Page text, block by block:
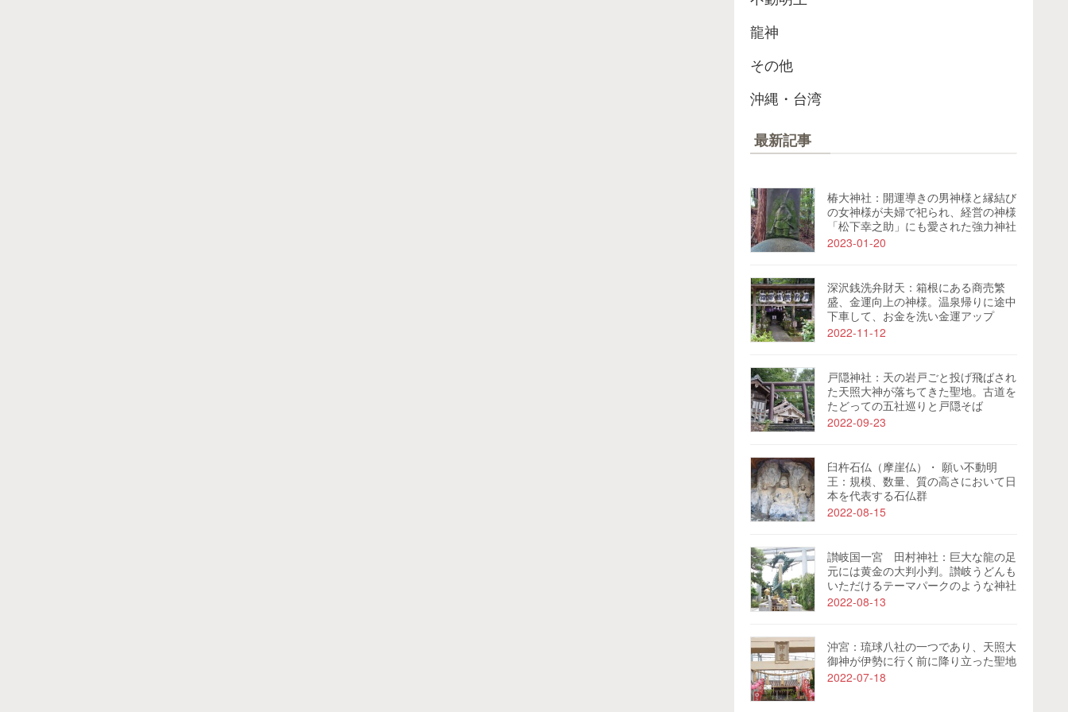
龍神
その他
沖縄・台湾
最新記事
椿大神社：開運導きの男神様と縁結び
の女神様が夫婦で祀られ、経営の神様
「松下幸之助」にも愛された強力神社
2023-01-20
深沢銭洗弁財天：箱根にある商売繁
盛、金運向上の神様。温泉帰りに途中
下車して、お金を洗い金運アップ
2022-11-12
戸隠神社：天の岩戸ごと投げ飛ばされ
た天照大神が落ちてきた聖地。古道を
たどっての五社巡りと戸隠そば
2022-09-23
臼杵石仏（摩崖仏）・ 願い不動明
王：規模、数量、質の高さにおいて日
本を代表する石仏群
2022-08-15
讃岐国一宮 田村神社：巨大な龍の足
元には黄金の大判小判。讃岐うどんも
いただけるテーマパークのような神社
2022-08-13
沖宮：琉球八社の一つであり、天照大
御神が伊勢に行く前に降り立った聖地
2022-07-18